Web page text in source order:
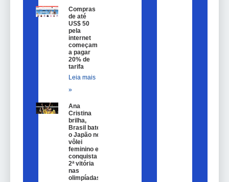
Compras
de até
US$ 50
pela
internet
começam
a pagar
20% de
tarifa
Leia mais
»
Ana
Cristina
brilha,
Brasil bate
o Japão no
vôlei
feminino e
conquista
2ª vitória
nas
olimpíadas